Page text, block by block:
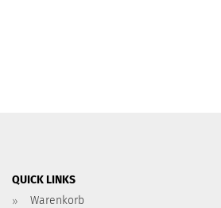
QUICK LINKS
Warenkorb